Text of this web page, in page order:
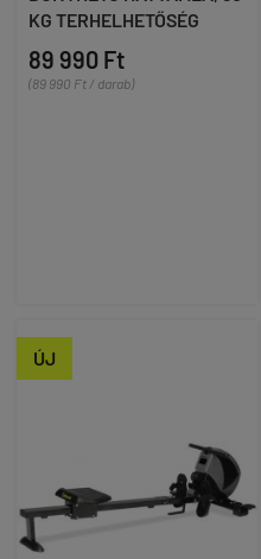
KG TERHELHETŐSÉG
89 990 Ft
(89 990 Ft / darab)
ÚJ